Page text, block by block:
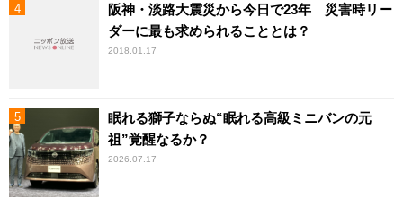
阪神・淡路大震災から今日で23年 災害時リー
ダーに最も求められることとは？
2018.01.17
眠れる獅子ならぬ“眠れる高級ミニバンの元
祖”覚醒なるか？
2026.07.17